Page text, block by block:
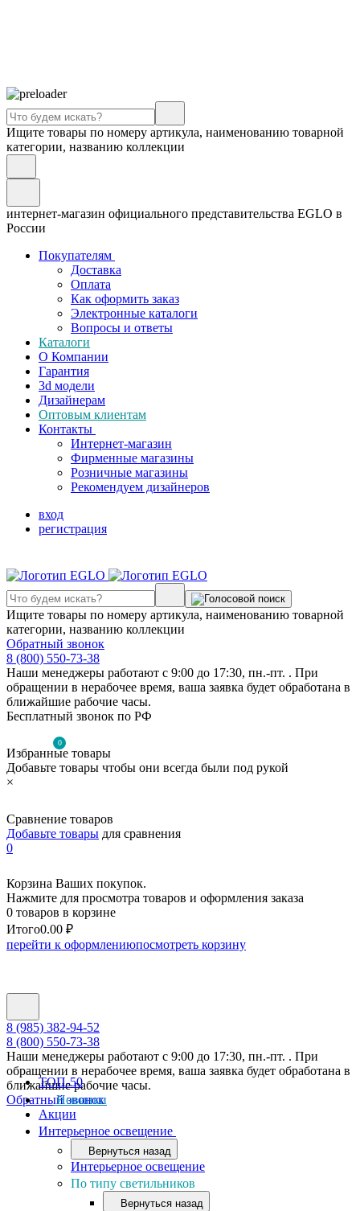
Ищите товары по номеру артикула, наименованию товарной
категории, названию коллекции
интернет-магазин официального представительства EGLO в
России
Покупателям
Доставка
Оплата
Как оформить заказ
Электронные каталоги
Вопросы и ответы
Каталоги
О Компании
Гарантия
3d модели
Дизайнерам
Оптовым клиентам
Контакты
Интернет-магазин
Фирменные магазины
Розничные магазины
Рекомендуем дизайнеров
вход
регистрация
Ищите товары по номеру артикула, наименованию товарной
категории, названию коллекции
Обратный звонок
8 (800) 550-73-38
Наши менеджеры работают с 9:00 до 17:30, пн.-пт. . При
обращении в нерабочее время, ваша заявка будет обработана в
ближайшие рабочие часы.
Бесплатный звонок по РФ
0
Избранные товары
Добавьте товары чтобы они всегда были под рукой
×
Сравнение товаров
Добавьте товары для сравнения
0
Корзина Ваших покупок.
Нажмите для просмотра товаров и оформления заказа
0 товаров в корзине
Итого0.00 ₽
перейти к оформлениюпосмотреть корзину
8 (985) 382-94-52
8 (800) 550-73-38
Наши менеджеры работают с 9:00 до 17:30, пн.-пт. . При
обращении в нерабочее время, ваша заявка будет обработана в
ближайшие рабочие часы.
Обратный звонок
ТОП-50
Новинки
Акции
Интерьерное освещение
Вернуться назад
Интерьерное освещение
По типу светильников
Вернуться назад